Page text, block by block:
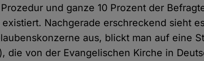
und ganze 10 Prozent der
existiert. Nachgerade erschreckend sieht
aus, blickt man auf eine
die von der Evangelischen Kirche in